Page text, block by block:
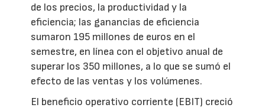
de los precios, la productividad y la
eficiencia; las ganancias de eficiencia
sumaron 195 millones de euros en el
semestre, en línea con el objetivo anual de
superar los 350 millones, a lo que se sumó el
efecto de las ventas y los volúmenes.
El beneficio operativo corriente (EBIT) creció